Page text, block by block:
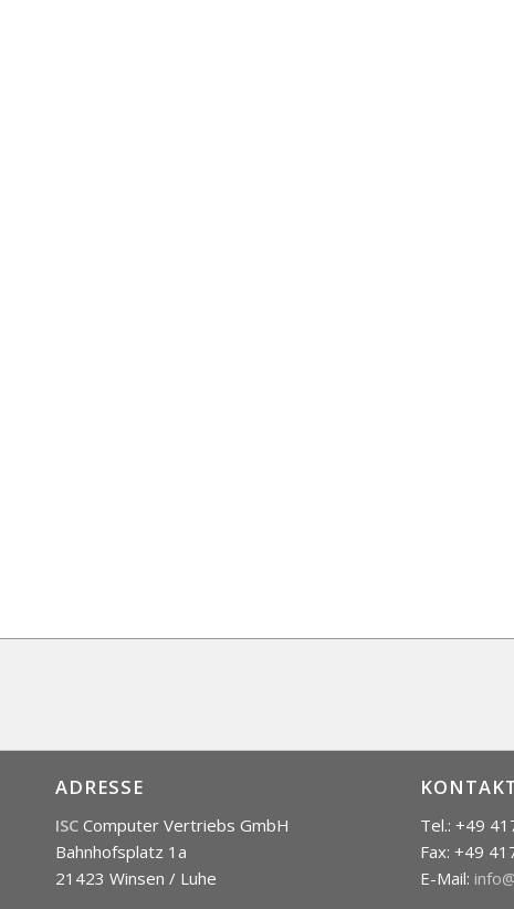
ADRESSE
ISC Computer Vertriebs GmbH
Bahnhofsplatz 1a
21423 Winsen / Luhe
Tel.: +49
Fax: +49
E-Mail: